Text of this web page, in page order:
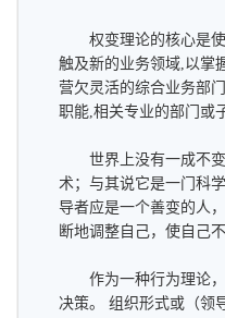
权变理论的核心是使
触及新的业务领域,以掌
营欠灵活的综合业务部
职能,相关专业的部门或
世界上没有一成不变
术；与其说它是一门科
导者应是一个善变的人
断地调整自己，使自己
作为一种行为理论，
决策。 组织形式或（领